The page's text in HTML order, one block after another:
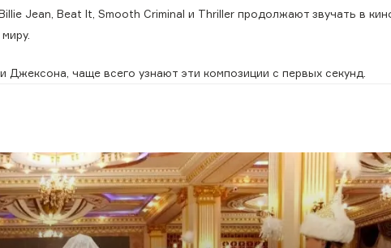
Jean, Beat It, Smooth Criminal и Thriller продолжают звучать в
чаще всего узнают эти композиции с первых секунд.